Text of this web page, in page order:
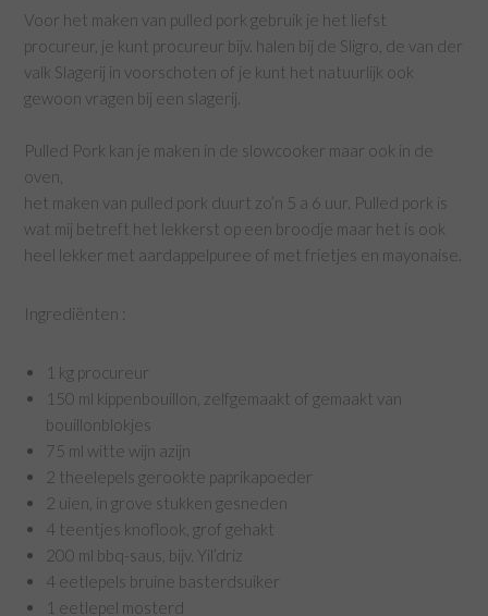
Voor het maken van pulled pork gebruik je het liefst
procureur, je kunt procureur bijv. halen bij de Sligro, de van der
valk Slagerij in voorschoten of je kunt het natuurlijk ook
gewoon vragen bij een slagerij.
Pulled Pork kan je maken in de slowcooker maar ook in de
oven,
het maken van pulled pork duurt zo’n 5 a 6 uur. Pulled pork is
wat mij betreft het lekkerst op een broodje maar het is ook
heel lekker met aardappelpuree of met frietjes en mayonaise.
Ingrediënten :
1 kg procureur
150 ml kippenbouillon, zelfgemaakt of gemaakt van
bouillonblokjes
75 ml witte wijn azijn
2 theelepels gerookte paprikapoeder
2 uien, in grove stukken gesneden
4 teentjes knoflook, grof gehakt
200 ml bbq-saus, bijv. Yil’driz
4 eetlepels bruine basterdsuiker
1 eetlepel mosterd